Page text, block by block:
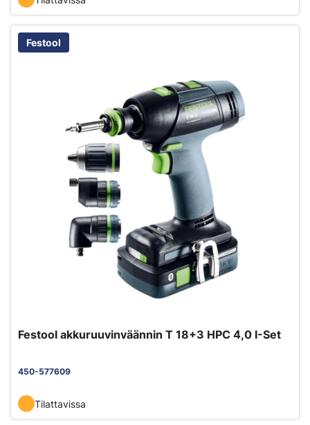
Festool
Festool akkuruuvinväännin T 18+3 HPC 4,0 I-Set
450-577609
Tilattavissa